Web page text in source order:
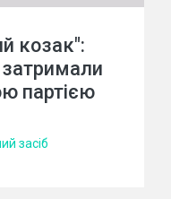
козак":
затримали
партією
засіб